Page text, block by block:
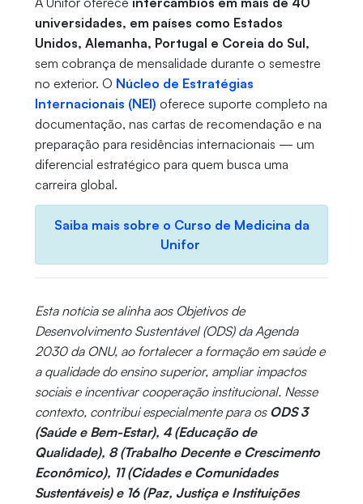
universidades, em países como Estados
Unidos, Alemanha, Portugal e Coreia do Sul,
sem cobrança de mensalidade durante o semestre
no exterior. O Núcleo de Estratégias
Internacionais (NEI) oferece suporte completo na
documentação, nas cartas de recomendação e na
preparação para residências internacionais — um
diferencial estratégico para quem busca uma
carreira global.
Saiba mais sobre o Curso de Medicina da
Unifor
Esta notícia se alinha aos Objetivos de
Desenvolvimento Sustentável (ODS) da Agenda
2030 da ONU, ao fortalecer a formação em saúde e
a qualidade do ensino superior, ampliar impactos
sociais e incentivar cooperação institucional. Nesse
contexto, contribui especialmente para os ODS 3
(Saúde e Bem-Estar), 4 (Educação de
Qualidade), 8 (Trabalho Decente e Crescimento
Econômico), 11 (Cidades e Comunidades
Sustentáveis) e 16 (Paz, Justiça e Instituições